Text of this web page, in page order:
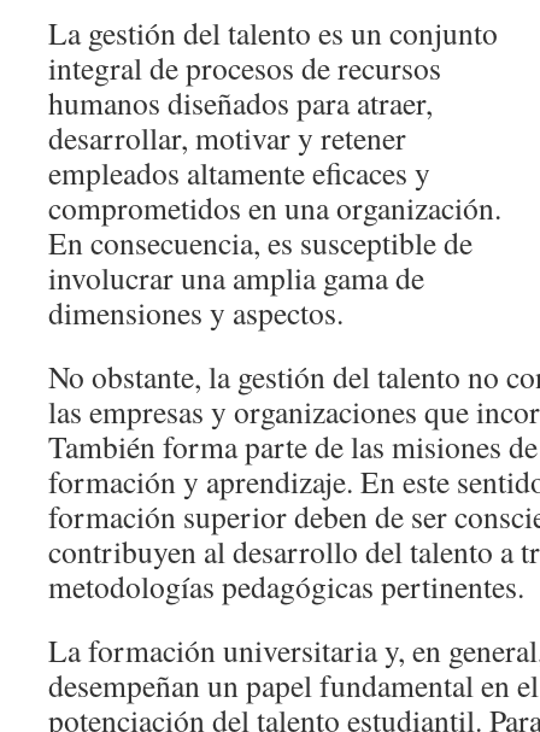
La gestión del talento es un conjunto
integral de procesos de recursos
humanos diseñados para atraer,
desarrollar, motivar y retener
empleados altamente eficaces y
comprometidos en una organización.
En consecuencia, es susceptible de
involucrar una amplia gama de
dimensiones y aspectos.
No obstante, la gestión del talento no
las empresas y organizaciones que
También forma parte de las misiones
formación y aprendizaje. En este
formación superior deben de ser
contribuyen al desarrollo del talento a
metodologías pedagógicas pertinentes.
La formación universitaria y, en
desempeñan un papel fundamental en
potenciación del talento estudiantil.